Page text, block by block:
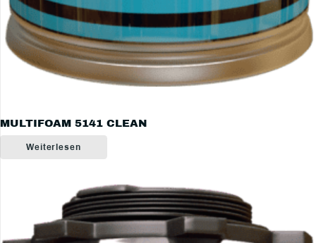
MULTIFOAM 5141 CLEAN
Weiterlesen